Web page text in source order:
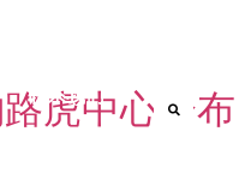
联系我们
虎中心分布